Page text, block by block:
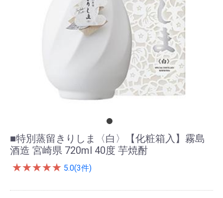
■特別蒸留きりしま〈白〉【化粧箱入】霧島
酒造 宮崎県 720ml 40度 芋焼酎
★★★★★ 5.0(3件)